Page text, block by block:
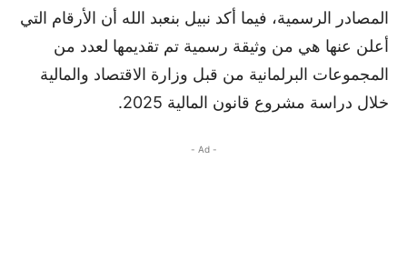
المصادر الرسمية، فيما أكد نبيل بنعبد الله أن الأرقام التي
أعلن عنها هي من وثيقة رسمية تم تقديمها لعدد من
المجموعات البرلمانية من قبل وزارة الاقتصاد والمالية
خلال دراسة مشروع قانون المالية 2025.
- Ad -